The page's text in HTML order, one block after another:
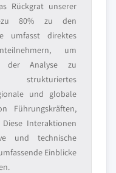
Rückgrat unserer
80% zu den
umfasst direktes
um
der Analyse zu
strukturiertes
und globale
Führungskräften,
Interaktionen
und technische
Einblicke